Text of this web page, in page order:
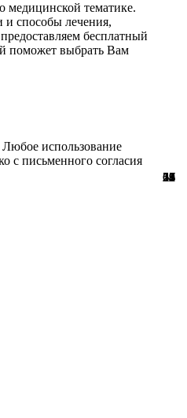
28
22
2
24
7
11
51
56
2
29
61
3
4
12
8
67
тематике.
и способы лечения,
бесплатный
поможет выбрать Вам
использование
с письменного согласия